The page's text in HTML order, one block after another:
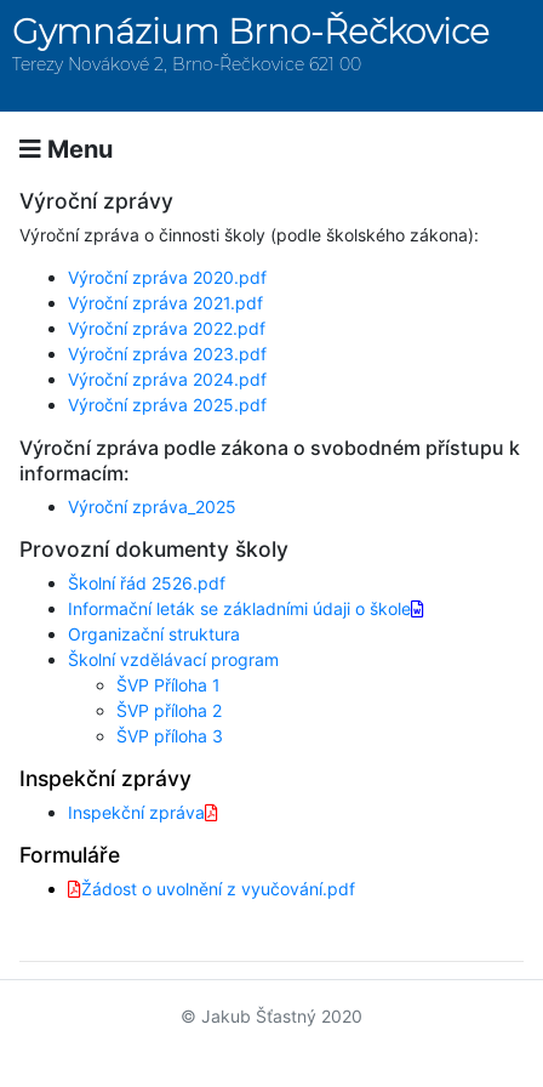
Gymnázium Brno-Řečkovice
Terezy Novákové 2, Brno-Řečkovice 621 00
Menu
Výroční zprávy
Výroční zpráva o činnosti školy (podle školského zákona):
Výroční zpráva 2020.pdf
Výroční zpráva 2021.pdf
Výroční zpráva 2022.pdf
Výroční zpráva 2023.pdf
Výroční zpráva 2024.pdf
Výroční zpráva 2025.pdf
Výroční zpráva podle zákona o svobodném přístupu k
informacím:
Výroční zpráva_2025
Provozní dokumenty školy
Školní řád 2526.pdf
Informační leták se základními údaji o škole
Organizační struktura
Školní vzdělávací program
ŠVP Příloha 1
ŠVP příloha 2
ŠVP příloha 3
Inspekční zprávy
Inspekční zpráva
Formuláře
Žádost o uvolnění z vyučování.pdf
© Jakub Šťastný 2020